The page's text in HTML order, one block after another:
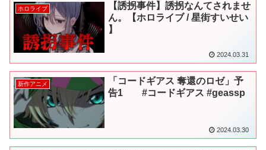
ホロライブ
【誘拐事件】誘拐なんてされませ
ん。【ホロライブ / 星街すいせい
】
2024.03.31
新作アニメ
「コードギアス 奪還のロゼ」予
告1 #コードギアス #geassp
2024.03.30